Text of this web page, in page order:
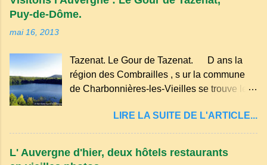
sur la commune de Biollet , un des plus
dans les nuages et brille au moindre rayon
de soleil, attirant le regard. Bien entouré de
verdure, d'un étang, d'une bambouseraie
des souvenirs tout cela dans un grand parc
arboré.
Puy-de-Dôme.
mai 16, 2013
Tazenat. Le Gour de Tazenat. D ans la
région des Combrailles , s ur la commune
de Charbonnières-les-Vieilles se trouve le
d'explosion) rempli d’eau, appelé : le Lac de
Tazenat ou Tazanat, il est le premier et le
plus au nord de la Chaîne des Puys qui en
compte près de soixante. En Auvergne
LIRE LA SUITE DE L'ARTICLE...
L' Auvergne d'hier, deux hôtels restaurants